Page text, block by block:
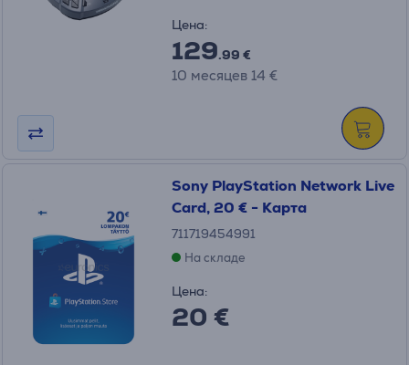
Цена:
129.99 €
10 месяцев 14 €
Sony PlayStation Network Live
Card, 20 € - Карта
711719454991
На складе
Цена:
20 €